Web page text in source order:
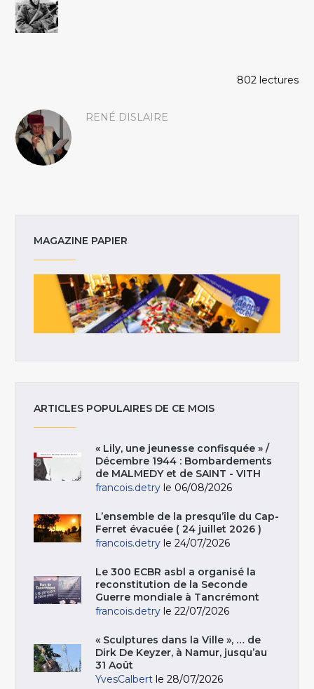
802 lectures
RENÉ DISLAIRE
MAGAZINE PAPIER
ARTICLES POPULAIRES DE CE MOIS
« Lily, une jeunesse confisquée » /
Décembre 1944 : Bombardements
de MALMEDY et de SAINT - VITH
francois.detry le 06/08/2026
L’ensemble de la presqu’île du Cap-
Ferret évacuée ( 24 juillet 2026 )
francois.detry le 24/07/2026
Le 300 ECBR asbl a organisé la
reconstitution de la Seconde
Guerre mondiale à Tancrémont
francois.detry le 22/07/2026
« Sculptures dans la Ville », … de
Dirk De Keyzer, à Namur, jusqu’au
31 Août
YvesCalbert le 28/07/2026